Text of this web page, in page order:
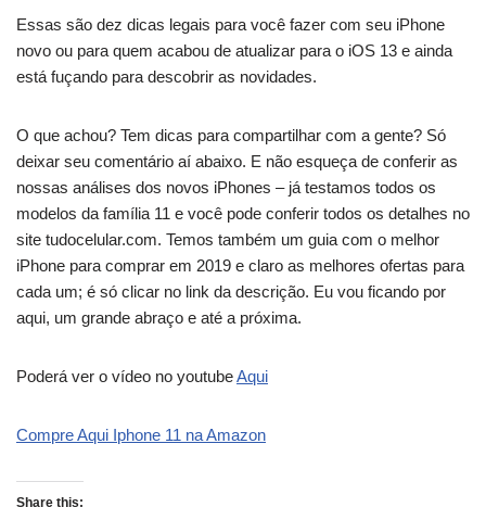
Essas são dez dicas legais para você fazer com seu iPhone
novo ou para quem acabou de atualizar para o iOS 13 e ainda
está fuçando para descobrir as novidades.
O que achou? Tem dicas para compartilhar com a gente? Só
deixar seu comentário aí abaixo. E não esqueça de conferir as
nossas análises dos novos iPhones – já testamos todos os
modelos da família 11 e você pode conferir todos os detalhes no
site tudocelular.com. Temos também um guia com o melhor
iPhone para comprar em 2019 e claro as melhores ofertas para
cada um; é só clicar no link da descrição. Eu vou ficando por
aqui, um grande abraço e até a próxima.
Poderá ver o vídeo no youtubeAqui
Compre Aqui Iphone 11 na Amazon
Share this: